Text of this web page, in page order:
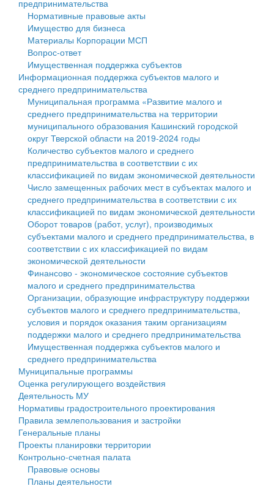
Государственные услуги
Промышленность и АПК
Экономика и бизнес
...
Символика
Устав
Гостям округа
Туризм
Культура
Образование
Здравоохранение
Социальная защита
Фотоальбом
муниципального округа Тверской области
Администрация Кашинского муниципального округа
Тверской области
Управление сельскими территориями
Открытые данные
Работа с обращениями граждан
Муниципальный контроль
Муниципальные услуги
Проекты административных регламентов
Антимонопольный комплаенс
Противодействие коррупции
Финансовое управление
Бюджет для граждан
Имущество
Выявление правообладателей ранее учтенных
объектов недвижимости
Имущественная поддержка субъектов малого и
среднего предпринимательства
Информационная поддержка субъектов малого и
среднего предпринимательства
Муниципальные программы
Контрольно-счетная палата
Персональные данные
Оценка регулирующего воздействия
Деятельность МУ
Нормативы градостроительного проектирования
Правила землепользования и застройки
Генеральные планы
Проекты планировки территории
Собрание депутатов
предпринимательства
Нормативные правовые акты
Имущество для бизнеса
Материалы Корпорации МСП
Вопрос-ответ
Имущественная поддержка субъектов
Информационная поддержка субъектов малого и
среднего предпринимательства
Муниципальная программа «Развитие малого и
среднего предпринимательства на территории
муниципального образования Кашинский городской
округ Тверской области на 2019-2024 годы
Количество субъектов малого и среднего
предпринимательства в соответствии с их
классификацией по видам экономической деятельности
Число замещенных рабочих мест в субъектах малого и
среднего предпринимательства в соответствии с их
классификацией по видам экономической деятельности
Оборот товаров (работ, услуг), производимых
субъектами малого и среднего предпринимательства, в
соответствии с их классификацией по видам
экономической деятельности
Финансово - экономическое состояние субъектов
малого и среднего предпринимательства
Организации, образующие инфраструктуру поддержки
субъектов малого и среднего предпринимательства,
условия и порядок оказания таким организациям
поддержки малого и среднего предпринимательства
Имущественная поддержка субъектов малого и
среднего предпринимательства
Муниципальные программы
Оценка регулирующего воздействия
Деятельность МУ
Нормативы градостроительного проектирования
Правила землепользования и застройки
Генеральные планы
Проекты планировки территории
Контрольно-счетная палата
Правовые основы
Планы деятельности